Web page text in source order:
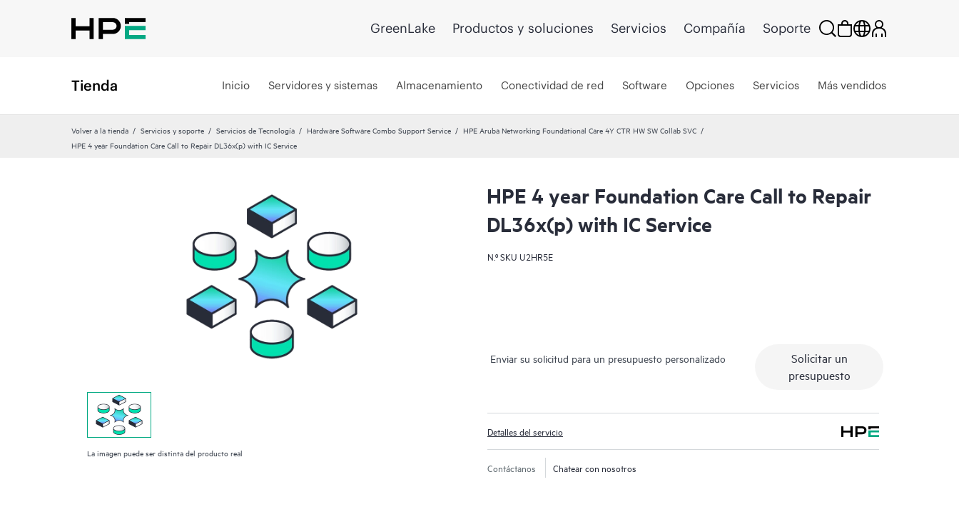
GreenLake Productos y soluciones Servicios Compañía Soporte
Tienda Inicio Servidores y sistemas Almacenamiento Conectividad de red Software Opciones Servicios Más vendidos
Volver a la tienda Servicios y soporte Servicios de Tecnología Hardware Software Combo Support Service
HPE Aruba Networking Foundational Care 4Y CTR HW SW Collab SVC
HPE 4 year Foundation Care Call to Repair DL36x(p) with IC Service
La imagen puede ser distinta del producto real
HPE 4 year Foundation Care Call to Repair
DL36x(p) with IC Service
N.º SKU U2HR5E
Enviar su solicitud para un presupuesto personalizado
Solicitar un
presupuesto
Detalles del servicio
Contáctanos Chatear con nosotros